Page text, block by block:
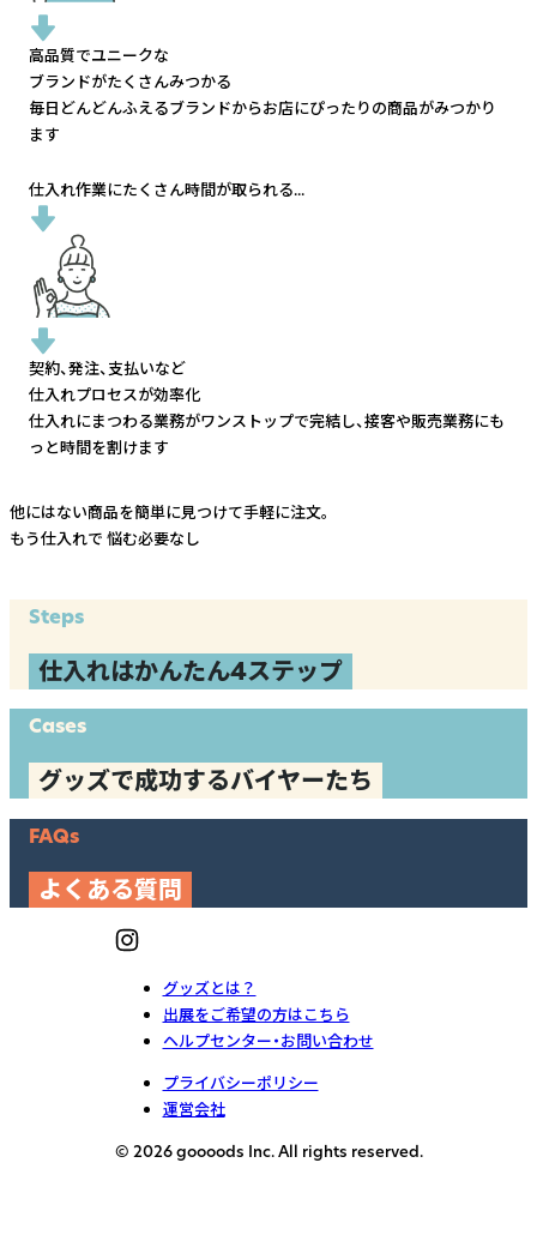
高品質でユニークな
ブランドがたくさんみつかる
毎日どんどんふえるブランドからお店にぴったりの商品がみつかり
ます
仕入れ作業にたくさん時間が取られる...
契約、発注、支払いなど
仕入れプロセスが効率化
仕入れにまつわる業務がワンストップで完結し、接客や販売業務にも
っと時間を割けます
他にはない商品を簡単に見つけて手軽に注文。
もう仕入れで 悩む必要なし
Steps
仕入れはかんたん4ステップ
Cases
グッズで成功するバイヤーたち
FAQs
よくある質問
グッズとは？
出展をご希望の方はこちら
ヘルプセンター・お問い合わせ
プライバシーポリシー
運営会社
© 2026 goooods Inc. All rights reserved.